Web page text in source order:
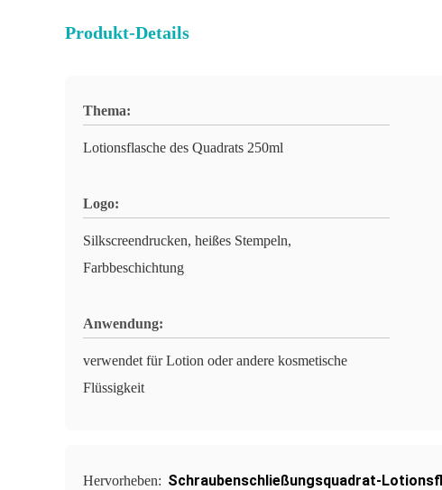
Produkt-Details
Thema:
Lotionsflasche des Quadrats 250ml
Logo:
Silkscreendrucken, heißes Stempeln,
Farbbeschichtung
Anwendung:
verwendet für Lotion oder andere kosmetische
Flüssigkeit
Hervorheben: Schraubenschließungsquadrat-